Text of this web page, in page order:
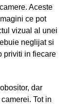
Aceste
ce pot
vizual al unei
neglijat si
priviti in fiecare
dar
Tot in